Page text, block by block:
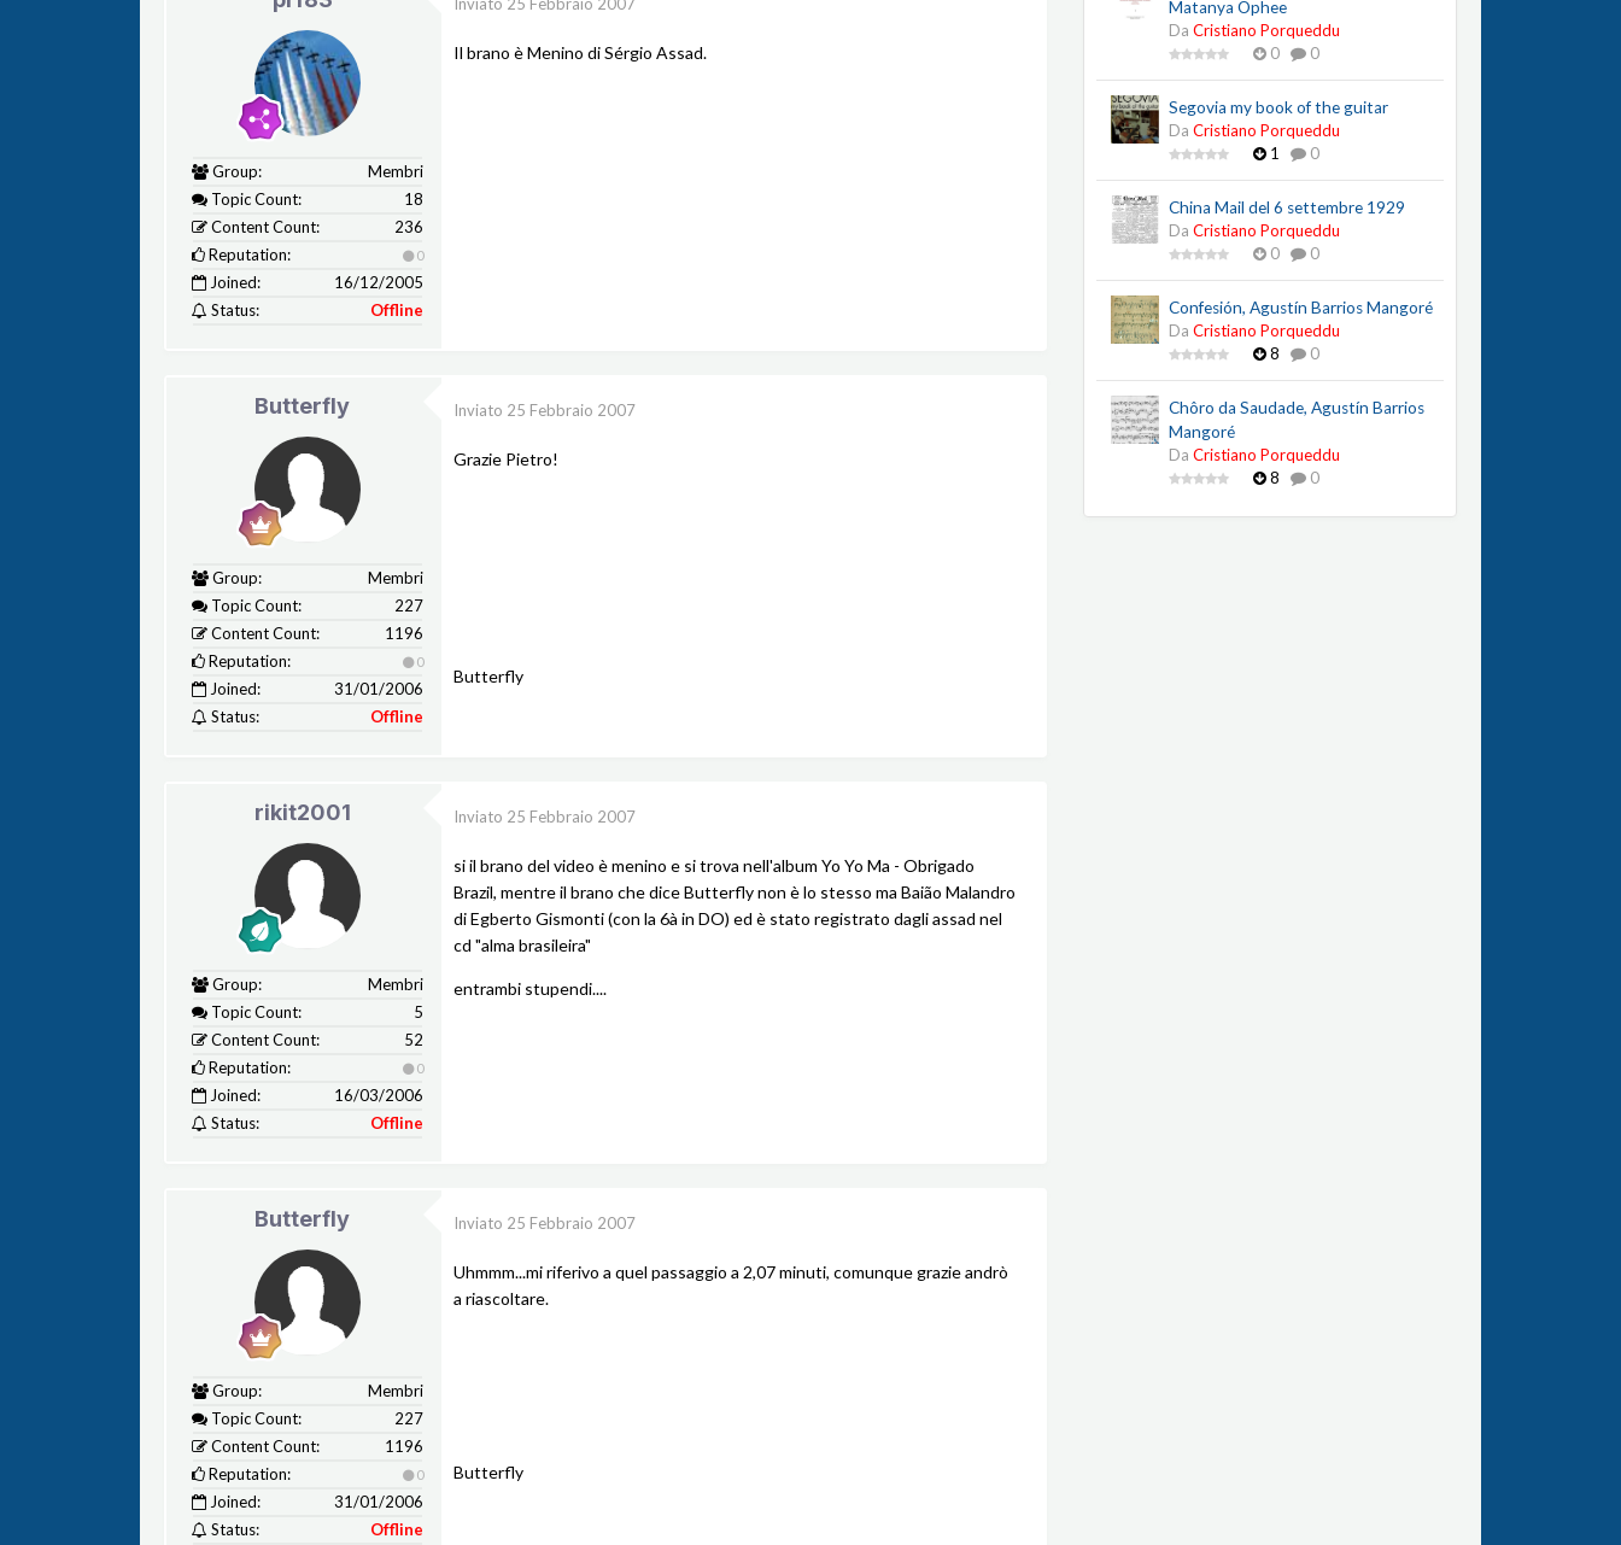
Group:
Membri
Topic Count:
18
Content Count:
236
Reputation:
0
Joined:
16/12/2005
Status:
Offline
Il brano è Menino di Sérgio Assad.
Butterfly
Group:
Membri
Topic Count:
227
Content Count:
1196
Reputation:
0
Joined:
31/01/2006
Status:
Offline
Inviato 25 Febbraio 2007
Grazie Pietro!
Butterfly
rikit2001
Group:
Membri
Topic Count:
5
Content Count:
52
Reputation:
0
Joined:
16/03/2006
Status:
Offline
Inviato 25 Febbraio 2007
si il brano del video è menino e si trova nell'album Yo Yo Ma - Obrigado
Brazil, mentre il brano che dice Butterfly non è lo stesso ma Baião Malandro
di Egberto Gismonti (con la 6à in DO) ed è stato registrato dagli assad nel
cd "alma brasileira"
entrambi stupendi....
Butterfly
Group:
Membri
Topic Count:
227
Content Count:
1196
Reputation:
0
Joined:
31/01/2006
Status:
Offline
Inviato 25 Febbraio 2007
Uhmmm...mi riferivo a quel passaggio a 2,07 minuti, comunque grazie andrò
a riascoltare.
Butterfly
Matanya Ophee
Da Cristiano Porqueddu
0
0
Segovia my book of the guitar
Da Cristiano Porqueddu
1
0
China Mail del 6 settembre 1929
Da Cristiano Porqueddu
0
0
Confesión, Agustín Barrios Mangoré
Da Cristiano Porqueddu
8
0
Chôro da Saudade, Agustín Barrios
Mangoré
Da Cristiano Porqueddu
8
0